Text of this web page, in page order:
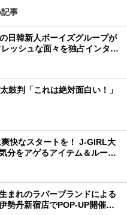
事
日韓新人ボーイズグループが
ッシュな面々を独占インタビ
♪
鼓判「これは絶対面白い！」
爽快なスタートを！ J-GIRL大
分をアゲるアイテム＆ルーテ
まれのラバーブランドによる
勢丹新宿店でPOP-UP開催